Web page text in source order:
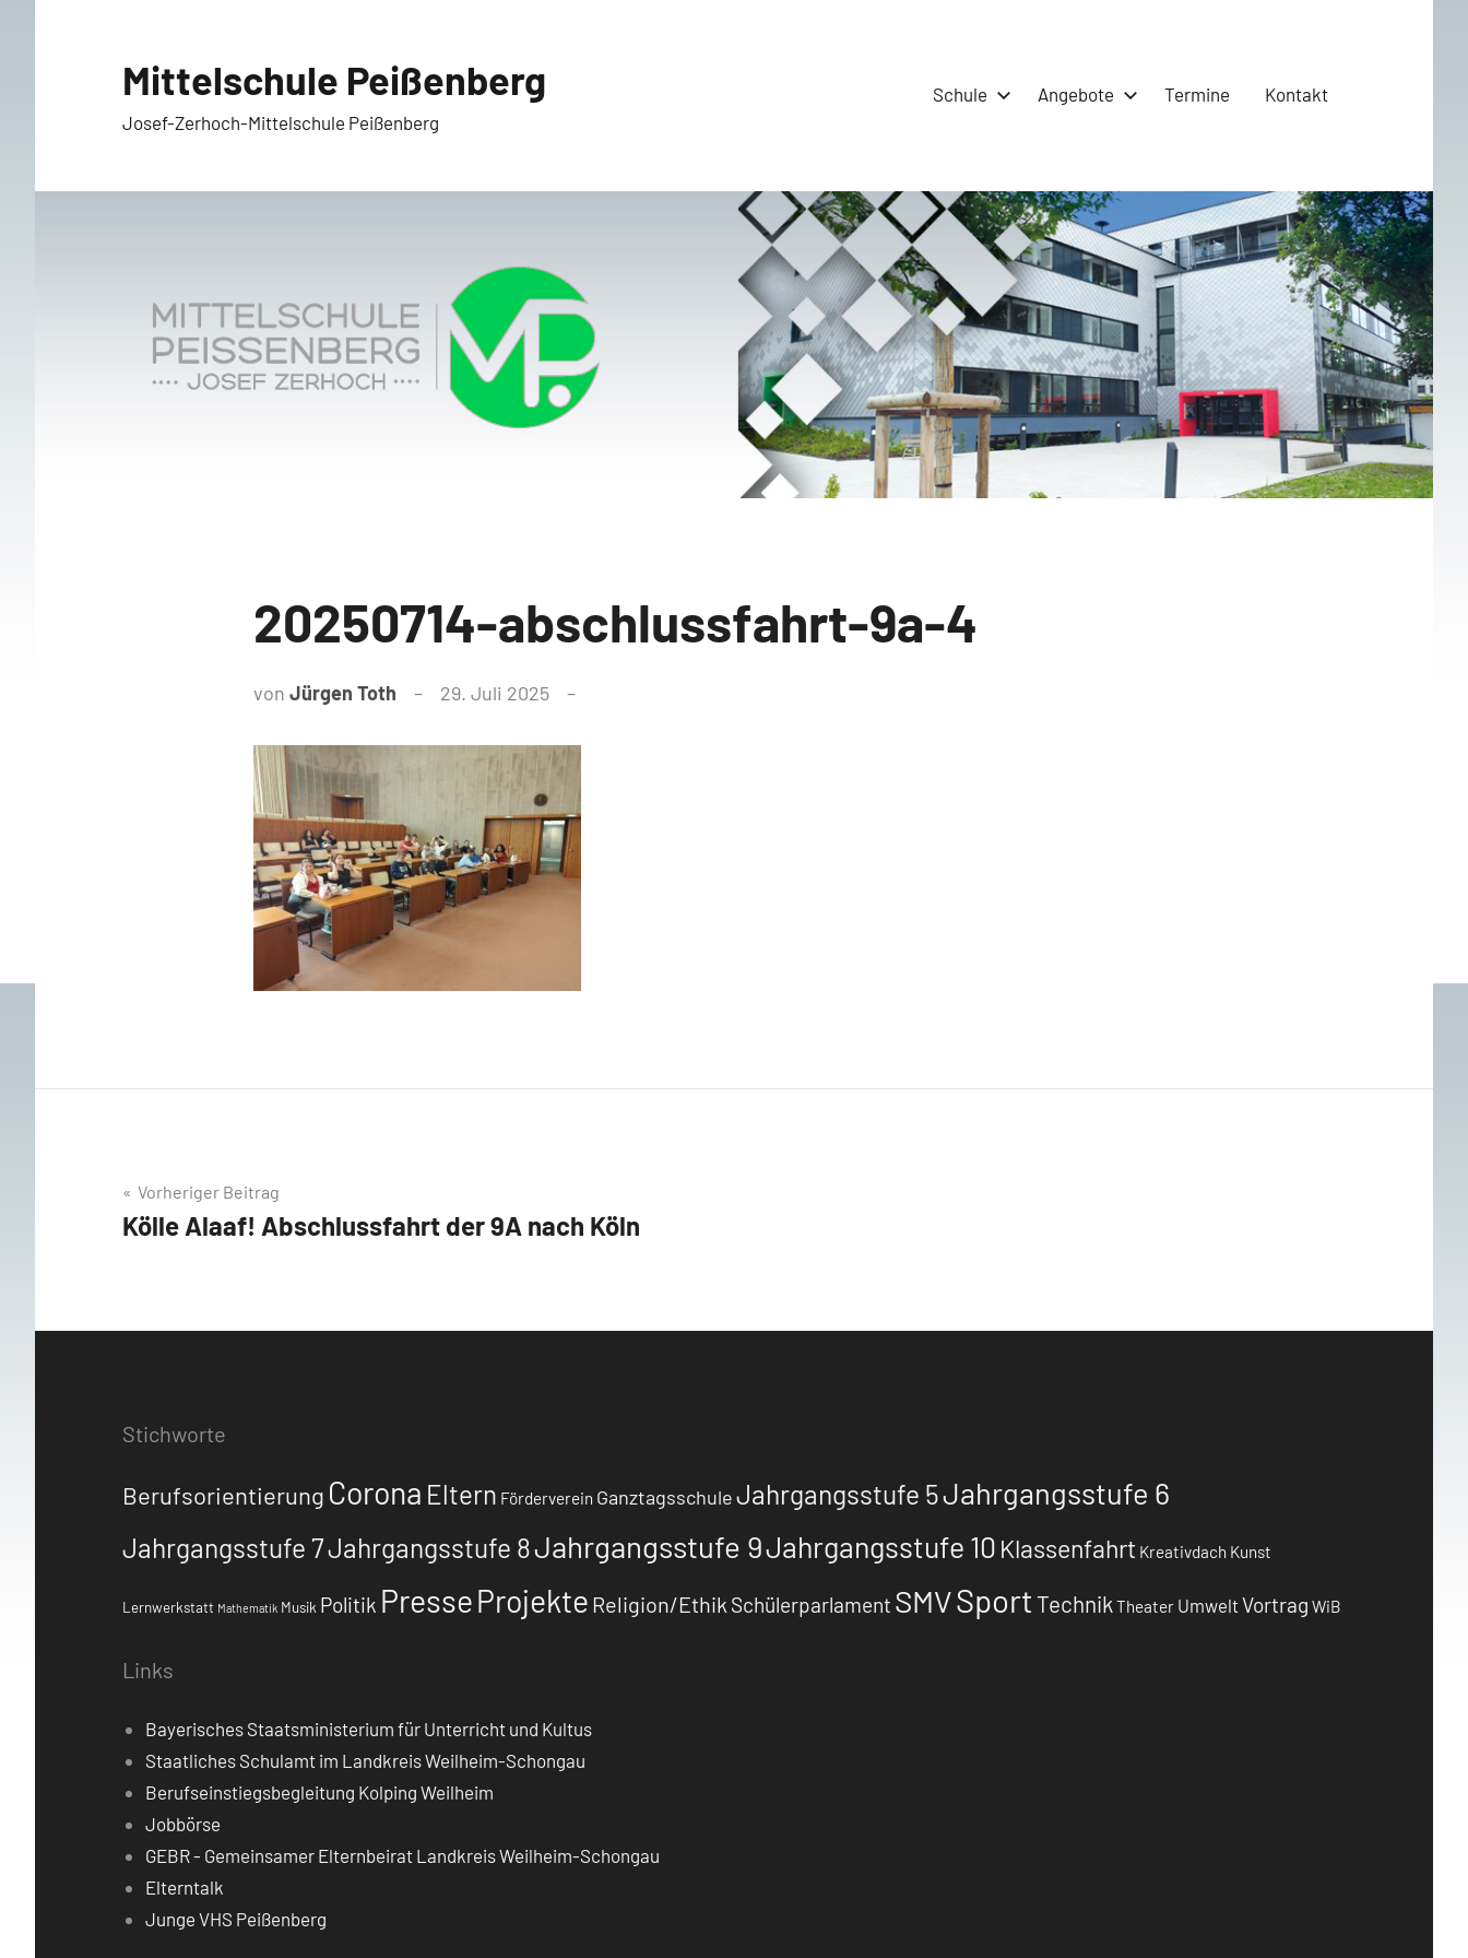
Mittelschule Peißenberg
Josef-Zerhoch-Mittelschule Peißenberg
Schule Angebote Termine Kontakt
20250714-abschlussfahrt-9a-4
von Jürgen Toth 29. Juli 2025
Beitragsnavigation
Vorheriger Beitrag
Kölle Alaaf! Abschlussfahrt der 9A nach Köln
Stichworte
Berufsorientierung Corona Eltern Förderverein GanztagsschuleJahrgangsstufe 5Jahrgangsstufe 6
Jahrgangsstufe 7Jahrgangsstufe 8Jahrgangsstufe 9Jahrgangsstufe 10 Klassenfahrt Kreativdach Kunst
Lernwerkstatt Mathematik Musik Politik PresseProjekte Religion/Ethik Schülerparlament SMVSport TechnikTheater UmweltVortrag WiB
Links
Bayerisches Staatsministerium für Unterricht und Kultus
Staatliches Schulamt im Landkreis Weilheim-Schongau
Berufseinstiegsbegleitung Kolping Weilheim
Jobbörse
GEBR - Gemeinsamer Elternbeirat Landkreis Weilheim-Schongau
Elterntalk
Junge VHS Peißenberg